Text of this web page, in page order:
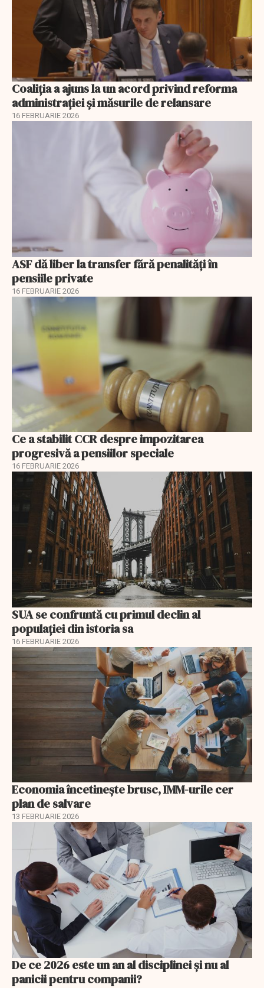
Coaliția a ajuns la un acord privind reforma
administrației și măsurile de relansare
16 FEBRUARIE 2026
ASF dă liber la transfer fără penalități în
pensiile private
16 FEBRUARIE 2026
Ce a stabilit CCR despre impozitarea
progresivă a pensiilor speciale
16 FEBRUARIE 2026
SUA se confruntă cu primul declin al
populației din istoria sa
16 FEBRUARIE 2026
Economia încetinește brusc, IMM-urile cer
plan de salvare
13 FEBRUARIE 2026
De ce 2026 este un an al disciplinei și nu al
panicii pentru companii?